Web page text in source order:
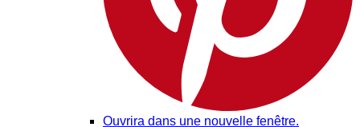
Ouvrira dans une nouvelle fenêtre.